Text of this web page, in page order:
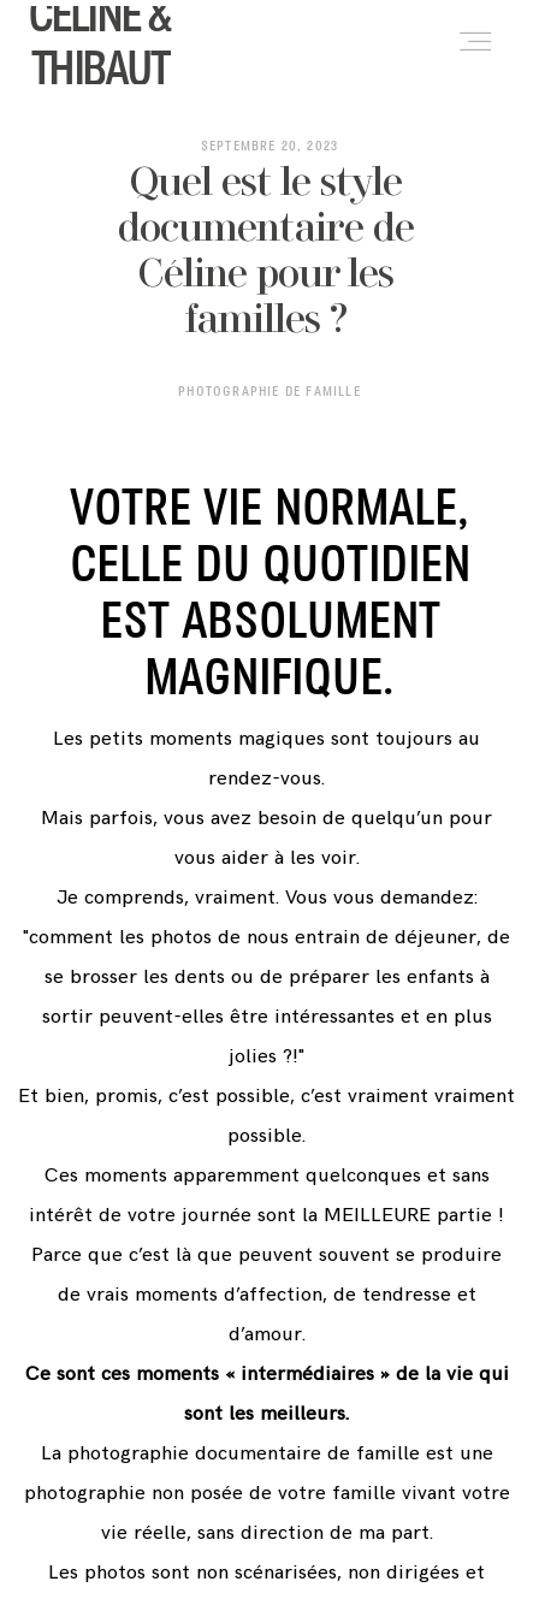
CELINE &
THIBAUT
SEPTEMBRE 20, 2023
Quel est le style
documentaire de
Céline pour les
familles ?
PHOTOGRAPHIE DE FAMILLE
VOTRE VIE NORMALE,
CELLE DU QUOTIDIEN
EST ABSOLUMENT
MAGNIFIQUE.
Les petits moments magiques sont toujours au
rendez-vous.
Mais parfois, vous avez besoin de quelqu’un pour
vous aider à les voir.
Je comprends, vraiment. Vous vous demandez:
"comment les photos de nous entrain de déjeuner, de
se brosser les dents ou de préparer les enfants à
sortir peuvent-elles être intéressantes et en plus
jolies ?!"
Et bien, promis, c’est possible, c’est vraiment vraiment
possible.
Ces moments apparemment quelconques et sans
intérêt de votre journée sont la MEILLEURE partie !
Parce que c’est là que peuvent souvent se produire
de vrais moments d’affection, de tendresse et
d’amour.
Ce sont ces moments « intermédiaires » de la vie qui
sont les meilleurs.
La photographie documentaire de famille est une
photographie non posée de votre famille vivant votre
vie réelle, sans direction de ma part.
Les photos sont non scénarisées, non dirigées et
PRESTATIONS
A PROPOS
JOURNAL
CONTACT
FRANÇAIS
ENGLISH( ANGLAIS